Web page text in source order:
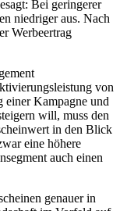
Bei geringerer
niedriger aus. Nach
Werbeertrag
von
Kampagne und
will, muss den
in den Blick
eine höhere
auch einen
genauer in